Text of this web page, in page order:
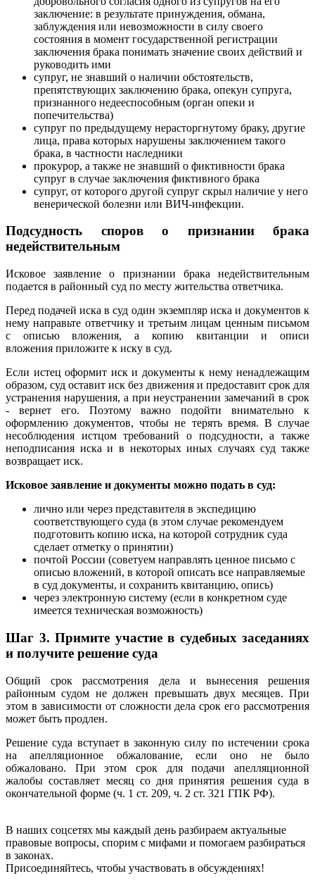
заключение: в результате принуждения, обмана,
заблуждения или невозможности в силу своего
состояния в момент государственной регистрации
заключения брака понимать значение своих действий и
руководить ими
супруг, не знавший о наличии обстоятельств,
препятствующих заключению брака, опекун супруга,
признанного недееспособным (орган опеки и
попечительства)
супруг по предыдущему нерасторгнутому браку, другие
лица, права которых нарушены заключением такого
брака, в частности наследники
прокурор, а также не знавший о фиктивности брака
супруг в случае заключения фиктивного брака
супруг, от которого другой супруг скрыл наличие у него
венерической болезни или ВИЧ-инфекции.
Подсудность споров о признании брака
недействительным
Исковое заявление о признании брака недействительным
подается в районный суд по месту жительства ответчика.
Перед подачей иска в суд один экземпляр иска и документов к
нему направьте ответчику и третьим лицам ценным письмом
с описью вложения, а копию квитанции и описи
вложения приложите к иску в суд.
Если истец оформит иск и документы к нему ненадлежащим
образом, суд оставит иск без движения и предоставит срок для
устранения нарушения, а при неустранении замечаний в срок
- вернет его. Поэтому важно подойти внимательно к
оформлению документов, чтобы не терять время. В случае
несоблюдения истцом требований о подсудности, а также
неподписания иска и в некоторых иных случаях суд также
возвращает иск.
Исковое заявление и документы можно подать в суд:
лично или через представителя в экспедицию
соответствующего суда (в этом случае рекомендуем
подготовить копию иска, на которой сотрудник суда
сделает отметку о принятии)
почтой России (советуем направлять ценное письмо с
описью вложений, в которой описать все направляемые
в суд документы, и сохранить квитанцию, опись)
через электронную систему (если в конкретном суде
имеется техническая возможность)
Шаг 3. Примите участие в судебных заседаниях
и получите решение суда
Общий срок рассмотрения дела и вынесения решения
районным судом не должен превышать двух месяцев. При
этом в зависимости от сложности дела срок его рассмотрения
может быть продлен.
Решение суда вступает в законную силу по истечении срока
на апелляционное обжалование, если оно не было
обжаловано. При этом срок для подачи апелляционной
жалобы составляет месяц со дня принятия решения суда в
окончательной форме (ч. 1 ст. 209, ч. 2 ст. 321 ГПК РФ).
В наших соцсетях мы каждый день разбираем актуальные
правовые вопросы, спорим с мифами и помогаем разбираться
в законах.
Присоединяйтесь, чтобы участвовать в обсуждениях!